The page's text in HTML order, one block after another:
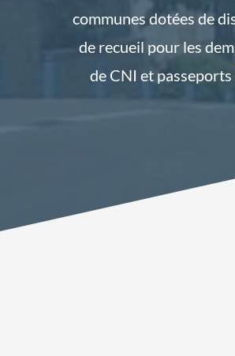
communes dotées de
de recueil pour les
de CNI et passeports